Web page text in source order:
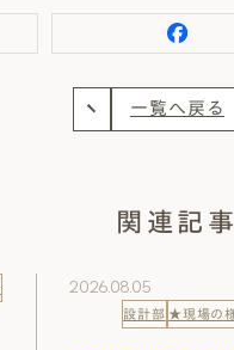
一覧へ戻る
関連記事
2026.08.05
設計部 ★現場の